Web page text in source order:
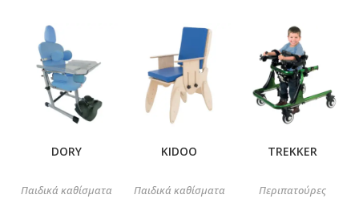
DORY
Παιδικά καθίσματα
KIDOO
Παιδικά καθίσματα
TREKKER
Περιπατούρες